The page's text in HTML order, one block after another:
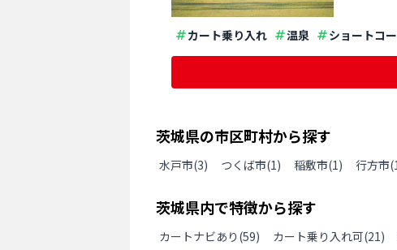
カート乗り入れ 温泉 ショートコ
茨城県の市区町村から探す
水戸市(3) つくば市(1) 稲敷市(1) 行方市(
茨城県内で特徴から探す
カートナビあり (59) カート乗り入れ可(21)